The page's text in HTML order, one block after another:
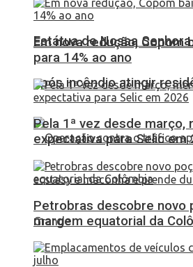
Estátua de Nossa
após incêndio atingir
Em nova redução, Copom
para 14% ao ano
Pela 1ª vez desde março,
expectativa para Selic em
Petrobras descobre novo
margem equatorial da